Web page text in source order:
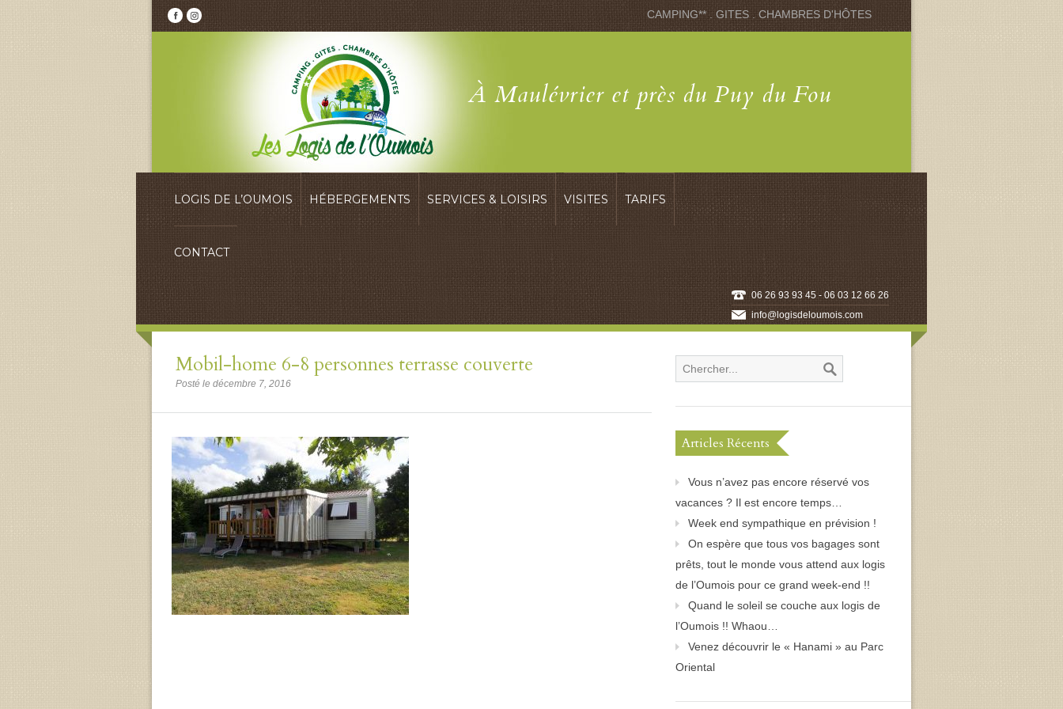
CAMPING** . GITES . CHAMBRES D'HÔTES
À Maulévrier et près du Puy du Fou
LOGIS DE L’OUMOIS HÉBERGEMENTS SERVICES & LOISIRS VISITES TARIFS
CONTACT
06 26 93 93 45 - 06 03 12 66 26
info@logisdeloumois.com
Mobil-home 6-8 personnes terrasse couverte
Posté le décembre 7, 2016
Articles Récents
Vous n’avez pas encore réservé vos
vacances ? Il est encore temps…
Week end sympathique en prévision !
On espère que tous vos bagages sont
prêts, tout le monde vous attend aux logis
de l’Oumois pour ce grand week-end !!
Quand le soleil se couche aux logis de
l’Oumois !! Whaou…
Venez découvrir le « Hanami » au Parc
Oriental